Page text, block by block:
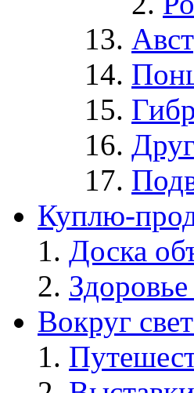
Куплю-
Доска
Вокруг